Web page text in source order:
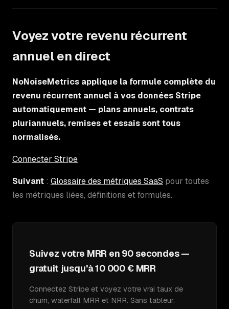
Voyez votre revenu récurrent
annuel en direct
NoNoiseMetrics applique la formule complète du
revenu récurrent annuel à vos données Stripe
automatiquement — plans annuels, contrats
pluriannuels, remises et essais sont tous
normalisés.
Connecter Stripe
Suivant : Glossaire des métriques SaaS pour toutes
les métriques liées, définitions et formules.
Suivez votre MRR en 90 secondes —
gratuit jusqu'à 10 000 € MRR
Connectez Stripe et voyez votre vrai taux de
churn, waterfall MRR et NRR. Sans tableur.